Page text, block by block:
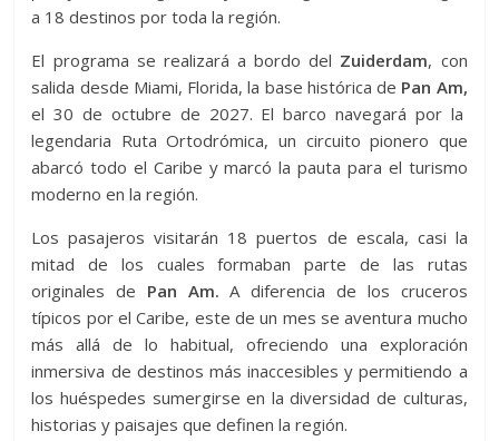
a 18 destinos por toda la región.
El programa se realizará a bordo del Zuiderdam, con
salida desde Miami, Florida, la base histórica de Pan Am,
el 30 de octubre de 2027. El barco navegará por la
legendaria Ruta Ortodrómica, un circuito pionero que
abarcó todo el Caribe y marcó la pauta para el turismo
moderno en la región.
Los pasajeros visitarán 18 puertos de escala, casi la
mitad de los cuales formaban parte de las rutas
originales de Pan Am. A diferencia de los cruceros
típicos por el Caribe, este de un mes se aventura mucho
más allá de lo habitual, ofreciendo una exploración
inmersiva de destinos más inaccesibles y permitiendo a
los huéspedes sumergirse en la diversidad de culturas,
historias y paisajes que definen la región.